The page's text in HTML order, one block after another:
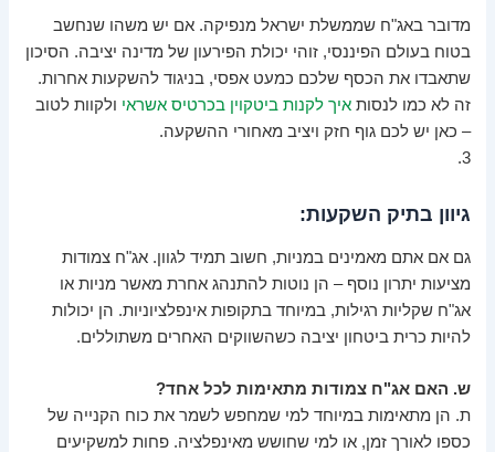
מדובר באג"ח שממשלת ישראל מנפיקה. אם יש משהו שנחשב
בטוח בעולם הפיננסי, זוהי יכולת הפירעון של מדינה יציבה. הסיכון
שתאבדו את הכסף שלכם כמעט אפסי, בניגוד להשקעות אחרות.
זה לא כמו לנסותאיך לקנות ביטקוין בכרטיס אשראי ולקוות לטוב
– כאן יש לכם גוף חזק ויציב מאחורי ההשקעה.
3.
גיוון בתיק השקעות:
גם אם אתם מאמינים במניות, חשוב תמיד לגוון. אג"ח צמודות
מציעות יתרון נוסף – הן נוטות להתנהג אחרת מאשר מניות או
אג"ח שקליות רגילות, במיוחד בתקופות אינפלציוניות. הן יכולות
להיות כרית ביטחון יציבה כשהשווקים האחרים משתוללים.
ש. האם אג"ח צמודות מתאימות לכל אחד?
ת. הן מתאימות במיוחד למי שמחפש לשמר את כוח הקנייה של
כספו לאורך זמן, או למי שחושש מאינפלציה. פחות למשקיעים